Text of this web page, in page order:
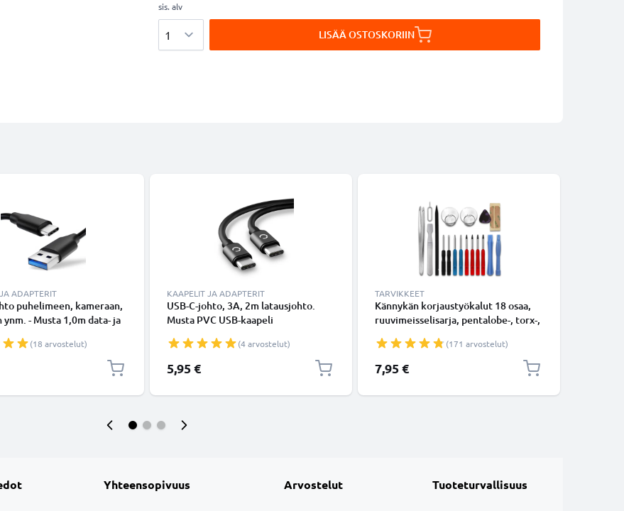
sis. alv
LISÄÄ OSTOSKORIIN
ADAPTERIT
puhelimeen, kameraan,
- Musta 1,0m data- ja
(18 arvostelut)
KAAPELIT JA ADAPTERIT
USB-C-johto, 3A, 2m latausjohto.
Musta PVC USB-kaapeli
(4 arvostelut)
5,95 €
TARVIKKEET
Kännykän korjaustyökalut 18 osaa,
ruuvimeisselisarja, pentalobe-, torx-,
imukuppi, pinsetit ja tarra -
älypuhelimen avaustyökalut
tarkkuustyöhön
(171 arvostelut)
7,95 €
Yhteensopivuus Arvostelut Tuoteturvallisuus